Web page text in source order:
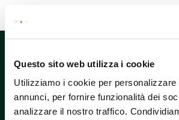
Questo sito web utilizza i cookie
Utilizziamo i cookie per personalizzare
annunci, per fornire funzionalità dei
analizzare il nostro traffico.